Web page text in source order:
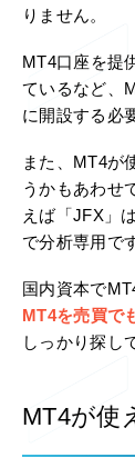
りません。
MT4口座を提
ているなど、
に開設する必
また、MT4が
うかもあわせ
えば「JFX」
で分析専用で
国内資本で
MT4を売買で
しっかり探し
MT4が使